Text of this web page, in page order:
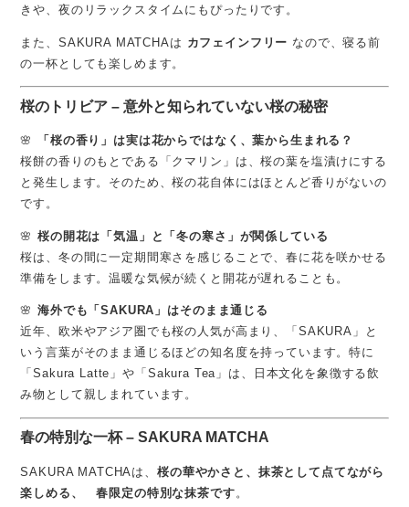
きや、夜のリラックスタイムにもぴったりです。
また、SAKURA MATCHAは カフェインフリー なので、寝る前
の一杯としても楽しめます。
桜のトリビア – 意外と知られていない桜の秘密
🌸
「桜の香り」は実は花からではなく、葉から生まれる？
桜餅の香りのもとである「クマリン」は、桜の葉を塩漬けにする
と発生します。そのため、桜の花自体にはほとんど香りがないの
です。
🌸桜の開花は「気温」と「冬の寒さ」が関係している
桜は、冬の間に一定期間寒さを感じることで、春に花を咲かせる
準備をします。温暖な気候が続くと開花が遅れることも。
🌸海外でも「SAKURA」はそのまま通じる
近年、欧米やアジア圏でも桜の人気が高まり、「SAKURA」と
いう言葉がそのまま通じるほどの知名度を持っています。特に
「Sakura Latte」や「Sakura Tea」は、日本文化を象徴する飲
み物として親しまれています。
春の特別な一杯 – SAKURA MATCHA
SAKURA MATCHAは、 桜の華やかさと、抹茶として点てながら
楽しめる、 春限定の特別な抹茶です。